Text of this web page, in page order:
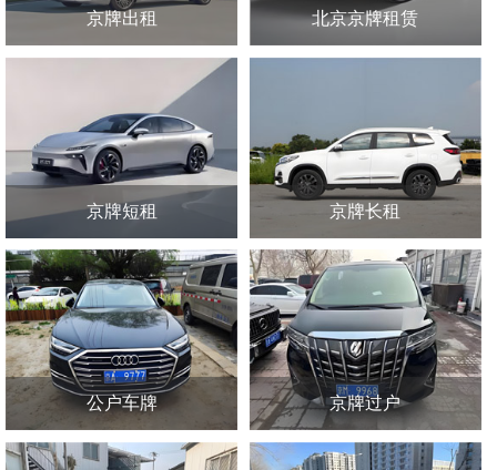
京牌出租 北京京牌租赁
京牌短租 京牌长租
公户车牌 京牌过户